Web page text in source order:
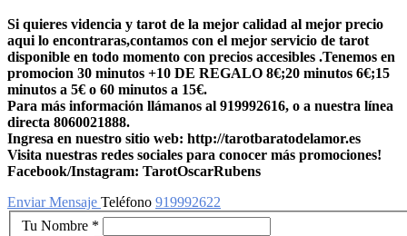
Si quieres videncia y tarot de la mejor calidad al mejor precio
aqui lo encontraras,contamos con el mejor servicio de tarot
disponible en todo momento con precios accesibles .Tenemos en
promocion 30 minutos +10 DE REGALO 8€;20 minutos 6€;15
minutos a 5€ o 60 minutos a 15€.
Para más información llámanos al 919992616, o a nuestra línea
directa 8060021888.
Ingresa en nuestro sitio web: http://tarotbaratodelamor.es
Visita nuestras redes sociales para conocer más promociones!
Facebook/Instagram: TarotOscarRubens
Enviar Mensaje Teléfono 919992622
Tu Nombre *